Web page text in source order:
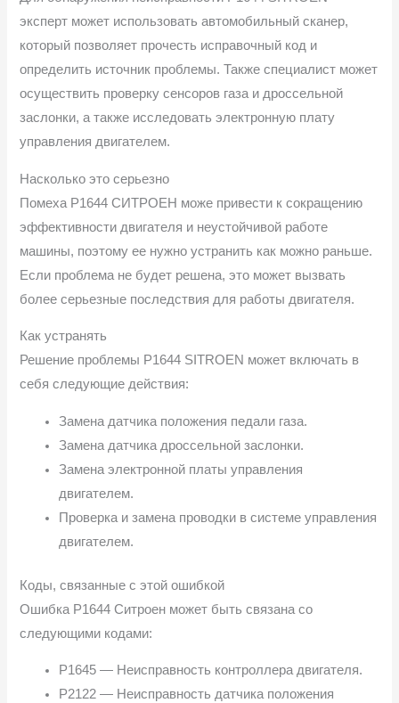
эксперт может использовать автомобильный сканер,
который позволяет прочесть исправочный код и
определить источник проблемы. Также специалист может
осуществить проверку сенсоров газа и дроссельной
заслонки, а также исследовать электронную плату
управления двигателем.
Насколько это серьезно
Помеха P1644 СИТРОЕН може привести к сокращению
эффективности двигателя и неустойчивой работе
машины, поэтому ее нужно устранить как можно раньше.
Если проблема не будет решена, это может вызвать
более серьезные последствия для работы двигателя.
Как устранять
Решение проблемы P1644 SITROEN может включать в
себя следующие действия:
Замена датчика положения педали газа.
Замена датчика дроссельной заслонки.
Замена электронной платы управления
двигателем.
Проверка и замена проводки в системе управления
двигателем.
Коды, связанные с этой ошибкой
Ошибка P1644 Ситроен может быть связана со
следующими кодами:
P1645 — Неисправность контроллера двигателя.
P2122 — Неисправность датчика положения